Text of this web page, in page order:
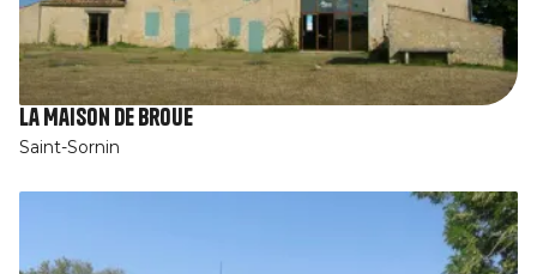
La Maison de Broue
Saint-Sornin